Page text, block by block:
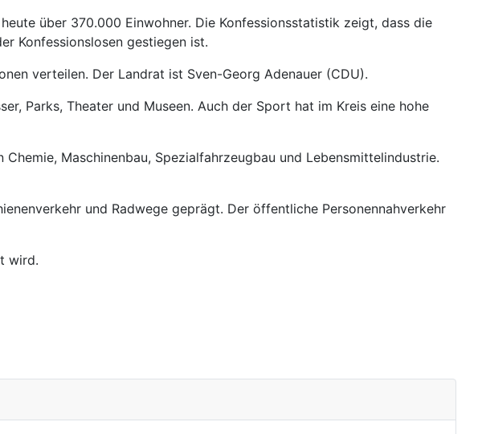
über 370.000 Einwohner. Die Konfessionsstatistik zeigt, dass die
Konfessionslosen gestiegen ist.
verteilen. Der Landrat ist Sven-Georg Adenauer (CDU).
Parks, Theater und Museen. Auch der Sport hat im Kreis eine hohe
Maschinenbau, Spezialfahrzeugbau und Lebensmittelindustrie.
und Radwege geprägt. Der öffentliche Personennahverkehr
wird.